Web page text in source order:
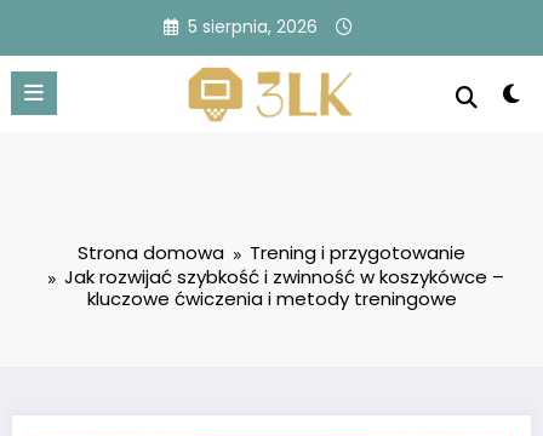
treści
5 sierpnia, 2026
Strona domowa
Trening i przygotowanie
Jak rozwijać szybkość i zwinność w koszykówce –
kluczowe ćwiczenia i metody treningowe